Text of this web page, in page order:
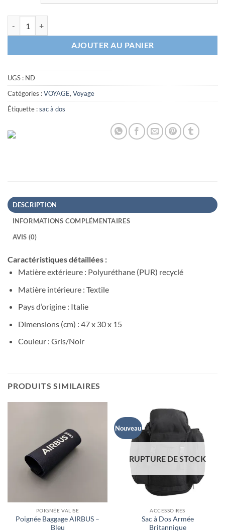
AJOUTER AU PANIER
UGS : ND
Catégories :VOYAGE, Voyage
Étiquette :sac à dos
DESCRIPTION
INFORMATIONS COMPLÉMENTAIRES
AVIS (0)
Caractéristiques détaillées :
Matière extérieure : Polyuréthane (PUR) recyclé
Matière intérieure : Textile
Pays d’origine : Italie
Dimensions (cm) : 47 x 30 x 15
Couleur : Gris/Noir
PRODUITS SIMILAIRES
POIGNÉE VALISE
Poignée Baggage AIRBUS –
Bleu
Nouveau
RUPTURE DE STOCK
ACCESSOIRES
Sac à Dos Armée
Britannique